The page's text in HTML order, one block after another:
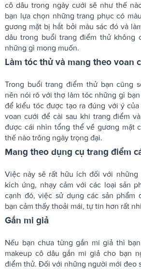
cô dâu trong ngày cưới sẽ như thế
bạn lựa chọn những trang phục có
gương mặt bị hắt bởi màu sác đó và
dâu trong buổi trang điểm thử không
những gì mong muốn.
Làm tóc thử và mang theo voan
Trong buổi trang điểm thử bạn cũng
nên nói rõ với thợ làm tóc những gì
để kiểu tóc được tạo ra đúng với ý
voan cưới để cài sau khi trang điểm
được cái nhìn tổng thể về gương mặt
thế nào trông ngày trọng đại.
Mang theo dụng cụ trang điểm
Việc này sẽ rất hữu ích đối với
kích ứng, nhạy cảm với các loại sản
cạnh đó, việc sử dụng các sản phẩm
bạn cảm thấy thoải mái, tự tin hơn rất
Gắn mi giả
Nếu bạn chưa từng gắn mi giả thì
makeup cô dâu gắn mi giả cho bạn
điểm thử. Đối với những người mới đeo